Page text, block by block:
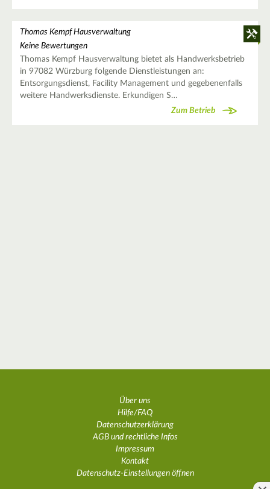
Thomas Kempf Hausverwaltung
Keine Bewertungen
Thomas Kempf Hausverwaltung bietet als Handwerksbetrieb
in 97082 Würzburg folgende Dienstleistungen an:
Entsorgungsdienst, Facility Management und gegebenenfalls
weitere Handwerksdienste. Erkundigen S…
Zum Betrieb
Über uns
Hilfe/FAQ
Datenschutzerklärung
AGB und rechtliche Infos
Impressum
Kontakt
Datenschutz-Einstellungen öffnen